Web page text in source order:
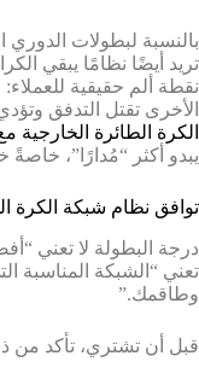
بالنسبة لبطولات الدوري
تريد أيضًا نظامًا يبقي
نقطة ألم حقيقية
الأخرى تقتل التدفق
الكرة الطائرة الخارجية
يبدو أكثر “مُدارًا”،
توافق نظام شبكة الكرة
درجة البطولة لا تعني
تعني “الشبكة المناسبة
وطاقمك.”
قبل أن تشتري، تأكد من